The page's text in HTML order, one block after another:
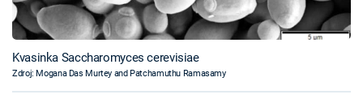
Kvasinka Saccharomyces cerevisiae
Zdroj: Mogana Das Murtey and Patchamuthu Ramasamy